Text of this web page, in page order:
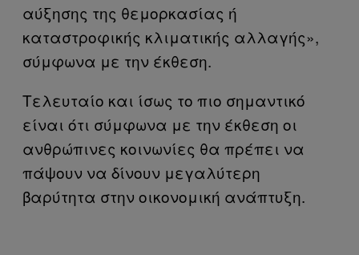
αύξησης της θεμορκασίας ή
καταστροφικής κλιματικής αλλαγής»,
σύμφωνα με την έκθεση.
Τελευταίο και ίσως το πιο σημαντικό
είναι ότι σύμφωνα με την έκθεση οι
ανθρώπινες κοινωνίες θα πρέπει να
πάψουν να δίνουν μεγαλύτερη
βαρύτητα στην οικονομική ανάπτυξη.